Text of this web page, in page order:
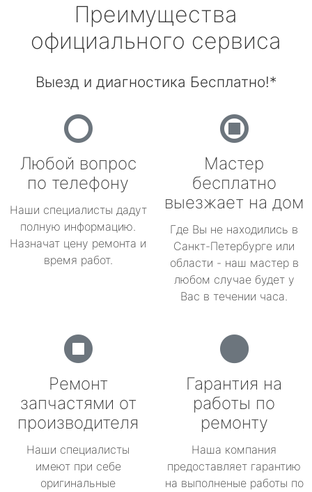
Преимущества
официального сервиса
Выезд и диагностика Бесплатно!*
Любой вопрос
по телефону
Наши специалисты дадут
полную информацию.
Назначат цену ремонта и
время работ.
Мастер
бесплатно
выезжает на дом
Где Вы не находились в
Санкт-Петербурге или
области - наш мастер в
любом случае будет у
Вас в течении часа.
Ремонт
запчастями от
производителя
Наши специалисты
имеют при себе
оригинальные
Гарантия на
работы по
ремонту
Наша компания
предоставляет гарантию
на выполненые работы по